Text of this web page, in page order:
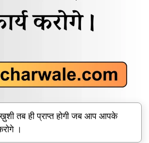
तब ही प्राप्त होगी जब आप आपके
।